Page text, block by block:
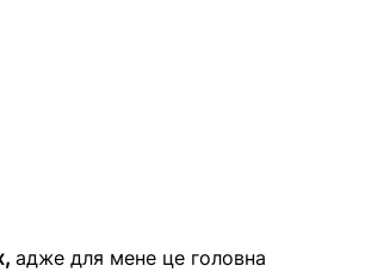
адже для мене це головна